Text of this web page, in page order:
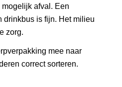
afval. Een
drinkbus is fijn. Het milieu
zorg.
mee naar
correct sorteren.